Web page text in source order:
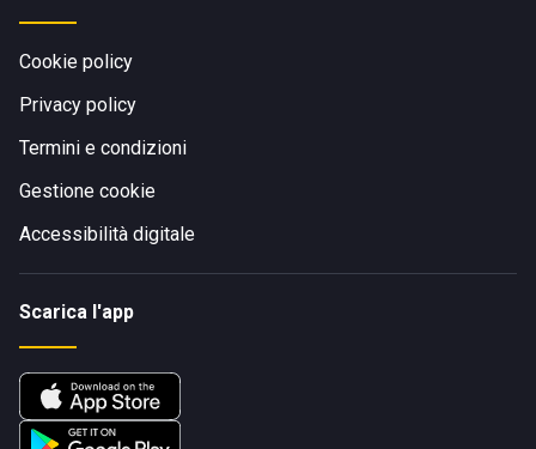
Cookie policy
Privacy policy
Termini e condizioni
Gestione cookie
Accessibilità digitale
Scarica l'app